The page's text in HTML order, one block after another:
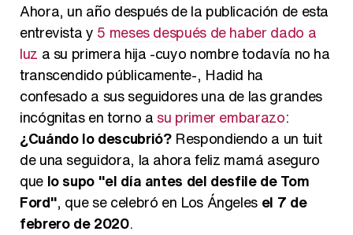
Ahora, un año después de la publicación de esta
entrevista y 5 meses después de haber dado a
luz a su primera hija -cuyo nombre todavía no ha
transcendido públicamente-, Hadid ha
confesado a sus seguidores una de las grandes
incógnitas en torno a su primer embarazo:
¿Cuándo lo descubrió?Respondiendo a un tuit
de una seguidora, la ahora feliz mamá aseguro
que lo supo "el día antes del desfile de Tom
Ford", que se celebró en Los Ángeles el 7 de
febrero de 2020.